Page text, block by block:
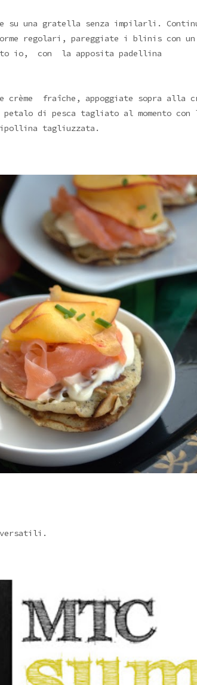
su una gratella senza impilarli.
regolari, pareggiate i blinis con un
io, con la apposita padellina
crème fraîche, appoggiate sopra alla
di pesca tagliato al momento con
tagliuzzata.
versatili.